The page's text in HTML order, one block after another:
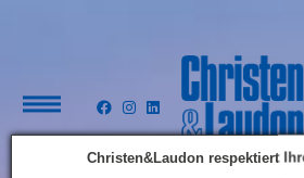
Christen&Laudon respektiert